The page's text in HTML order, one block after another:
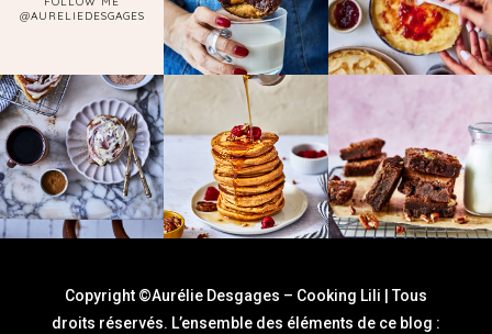
@AURELIEDESGAGES
Copyright ©Aurélie Desgages – Cooking Lili | Tous
droits réservés. L’ensemble des éléments de ce blog :